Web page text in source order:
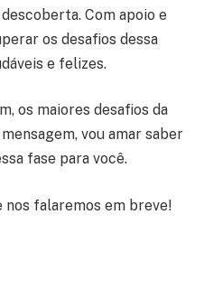
Com apoio e
os desafios dessa
e felizes.
os maiores desafios da
vou amar saber
fase para você.
nos falaremos em breve!